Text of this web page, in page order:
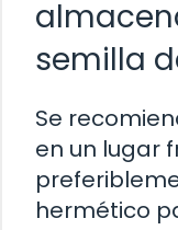
semilla
Se
en un lugar
hermético